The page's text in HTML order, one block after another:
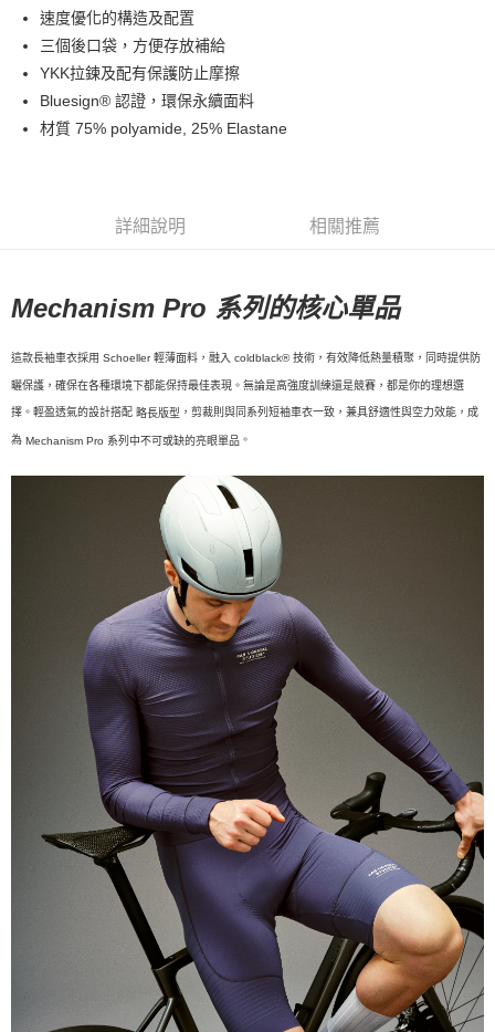
付款後全家取貨
每筆NT$80，滿NT$10,000(含以上)免運費
7-11店到店
每筆NT$80，滿NT$10,000(含以上)免運費
速度優化的構造及配置
三個後口袋，方便存放補給
YKK拉鍊及配有保護防止摩擦
Bluesign® 認證，環保永續面料
材質 75% polyamide, 25% Elastane
詳細說明 相關推薦
Mechanism Pro 系列的核心單品
這款長袖車衣採用 Schoeller 輕薄面料 ，融入 coldblack® 技術 ，有效降低熱量積聚，同時提供防
曬保護，確保在各種環境下都能保持最佳表現。無論是高強度訓練還是競賽，都是你的理想選
擇。 輕盈透氣的設計搭配 略長版型 ，剪裁則與同系列短袖車衣一致，兼具舒適性與空力效能，成
為 Mechanism Pro 系列中不可或缺的亮眼單品 。